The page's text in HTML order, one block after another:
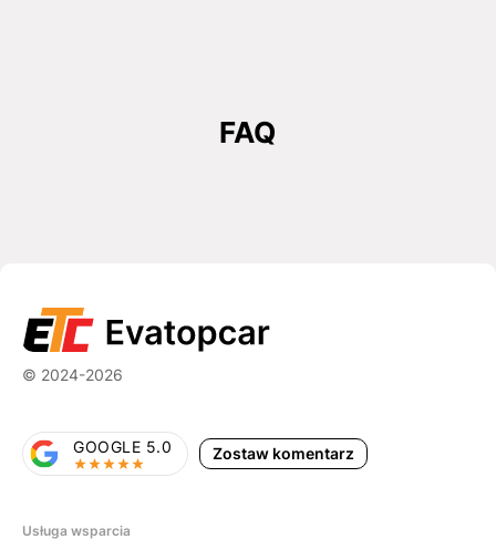
FAQ
© 2024-2026
Zostaw komentarz
GOOGLE 5.0
Usługa wsparcia